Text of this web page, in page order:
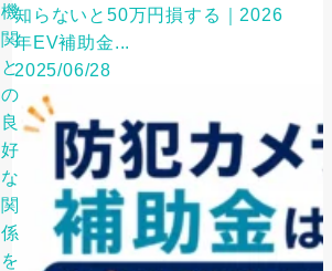
機
関
と
の
良
好
な
関
係
を
知らないと50万円損する｜2026
年EV補助金...
2025/06/28